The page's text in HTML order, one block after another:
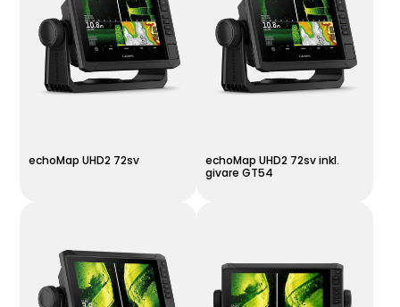
echoMap UHD2 72sv
echoMap UHD2 72sv inkl.
givare GT54